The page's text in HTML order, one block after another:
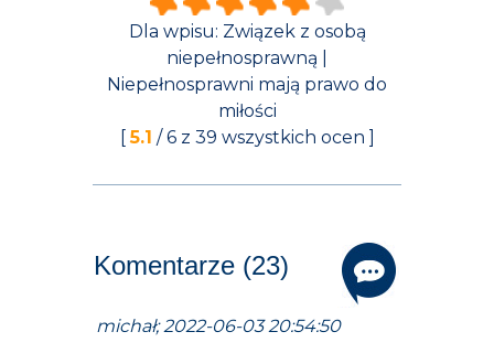
Dla wpisu: Związek z osobą
niepełnosprawną |
Niepełnosprawni mają prawo do
miłości
[5.1 /6z 39 wszystkich ocen ]
Komentarze (23)
michał; 2022-06-03 20:54:50